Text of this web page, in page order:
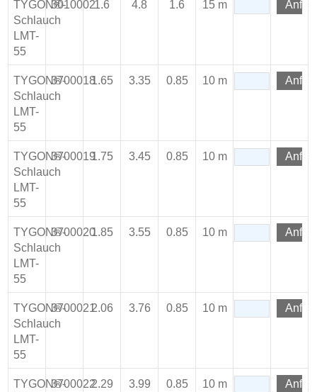
TYGON®-
Schlauch
LMT-
55
30100021.6 4.8 1.6 15 m
TYGON®-
Schlauch
LMT-
55
37000181.65 3.35 0.85 10 m
TYGON®-
Schlauch
LMT-
55
37000191.75 3.45 0.85 10 m
TYGON®-
Schlauch
LMT-
55
37000201.85 3.55 0.85 10 m
TYGON®-
Schlauch
LMT-
55
37000212.06 3.76 0.85 10 m
TYGON®-37000222.29 3.99 0.85 10 m